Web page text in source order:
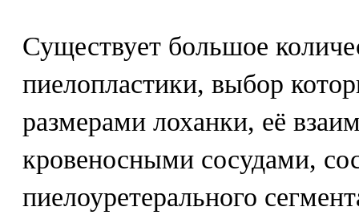
Существует большое
пиелопластики, выбор
размерами лоханки, её
кровеносными сосудами,
пиелоуретерального